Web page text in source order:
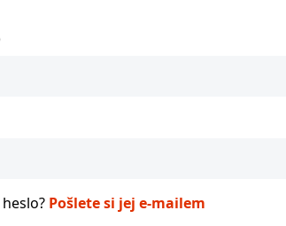
Pošlete si jej e-mailem